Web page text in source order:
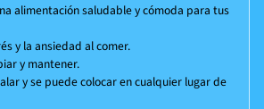
alimentación saludable y cómoda para tus
y la ansiedad al comer.
y mantener.
y se puede colocar en cualquier lugar de